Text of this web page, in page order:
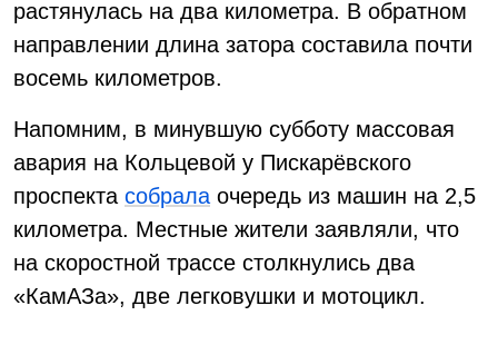
растянулась на два километра. В обратном
направлении длина затора составила почти
восемь километров.
Напомним, в минувшую субботу массовая
авария на Кольцевой у Пискарёвского
проспекта собрала очередь из машин на 2,5
километра. Местные жители заявляли, что
на скоростной трассе столкнулись два
«КамАЗа», две легковушки и мотоцикл.